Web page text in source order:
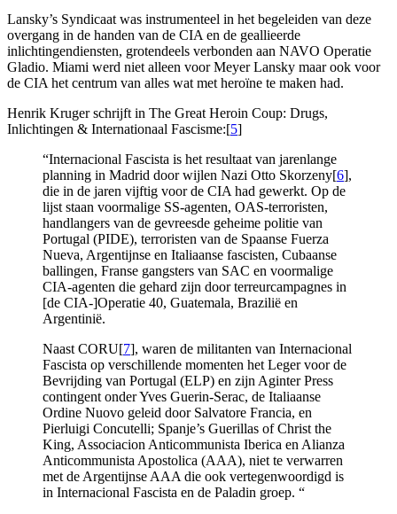
Lansky’s Syndicaat was instrumenteel in het begeleiden van deze
overgang in de handen van de CIA en de geallieerde
inlichtingendiensten, grotendeels verbonden aan NAVO Operatie
Gladio. Miami werd niet alleen voor Meyer Lansky maar ook voor
de CIA het centrum van alles wat met heroïne te maken had.
Henrik Kruger schrijft in The Great Heroin Coup: Drugs,
Inlichtingen & Internationaal Fascisme:[5]
“Internacional Fascista is het resultaat van jarenlange
planning in Madrid door wijlen Nazi Otto Skorzeny[6],
die in de jaren vijftig voor de CIA had gewerkt. Op de
lijst staan voormalige SS-agenten, OAS-terroristen,
handlangers van de gevreesde geheime politie van
Portugal (PIDE), terroristen van de Spaanse Fuerza
Nueva, Argentijnse en Italiaanse fascisten, Cubaanse
ballingen, Franse gangsters van SAC en voormalige
CIA-agenten die gehard zijn door terreurcampagnes in
[de CIA-]Operatie 40, Guatemala, Brazilië en
Argentinië.
Naast CORU[7], waren de militanten van Internacional
Fascista op verschillende momenten het Leger voor de
Bevrijding van Portugal (ELP) en zijn Aginter Press
contingent onder Yves Guerin-Serac, de Italiaanse
Ordine Nuovo geleid door Salvatore Francia, en
Pierluigi Concutelli; Spanje’s Guerillas of Christ the
King, Associacion Anticommunista Iberica en Alianza
Anticommunista Apostolica (AAA), niet te verwarren
met de Argentijnse AAA die ook vertegenwoordigd is
in Internacional Fascista en de Paladin groep. “